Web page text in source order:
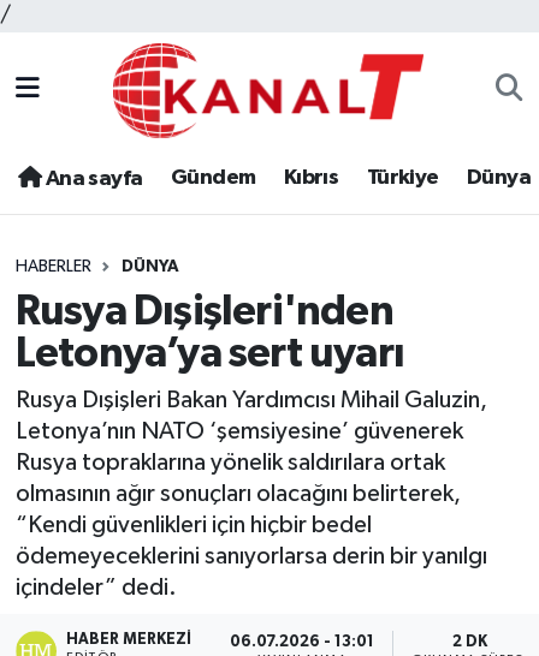
/
Ana sayfa Gündem Kıbrıs Türkiye Dünya
HABERLER DÜNYA
Rusya Dışişleri'nden
Letonya’ya sert uyarı
Rusya Dışişleri Bakan Yardımcısı Mihail Galuzin,
Letonya’nın NATO ‘şemsiyesine’ güvenerek
Rusya topraklarına yönelik saldırılara ortak
olmasının ağır sonuçları olacağını belirterek,
“Kendi güvenlikleri için hiçbir bedel
ödemeyeceklerini sanıyorlarsa derin bir yanılgı
içindeler” dedi.
HABER MERKEZI 06.07.2026 - 13:01 2 DK